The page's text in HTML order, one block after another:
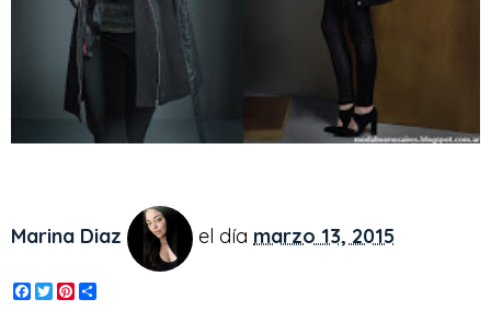
Marina Diaz el día marzo 13, 2015
F
a
T
w
P